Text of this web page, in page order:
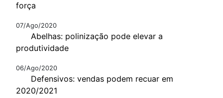
força
07/Ago/2020
Abelhas: polinização pode elevar a
produtividade
06/Ago/2020
Defensivos: vendas podem recuar em
2020/2021